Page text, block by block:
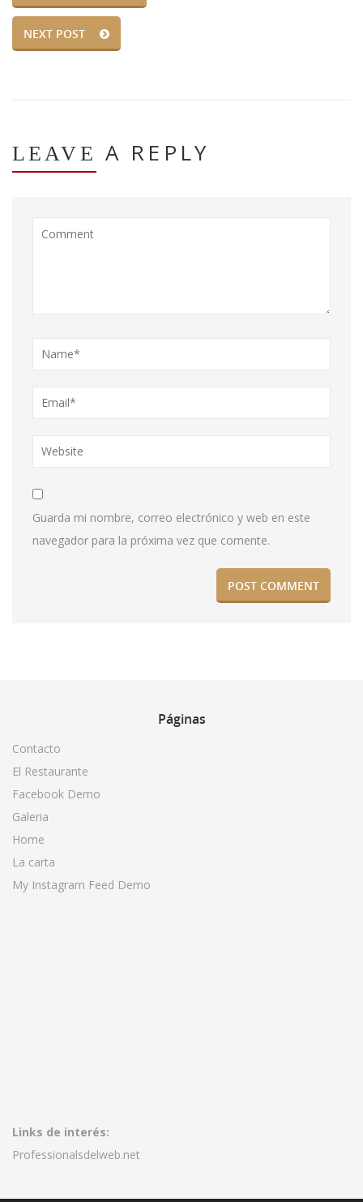
NEXT POST
LEAVE A REPLY
Guarda mi nombre, correo electrónico y web en este
navegador para la próxima vez que comente.
Páginas
Contacto
El Restaurante
Facebook Demo
Galeria
Home
La carta
My Instagram Feed Demo
Links de interés:
Professionalsdelweb.net